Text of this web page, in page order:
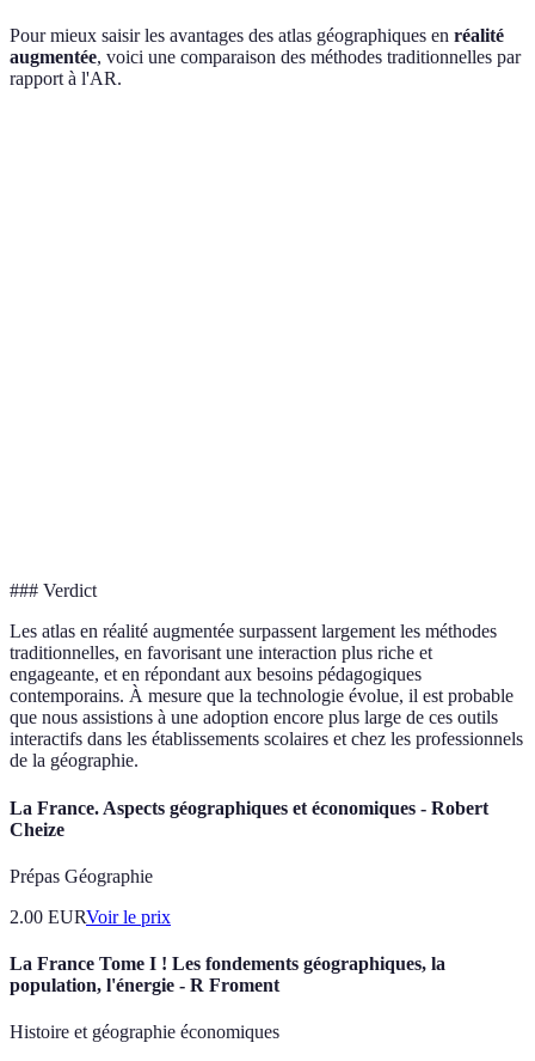
Pour mieux saisir les avantages des atlas géographiques en réalité
augmentée, voici une comparaison des méthodes traditionnelles par
rapport à l'AR.
### Verdict
Les atlas en réalité augmentée surpassent largement les méthodes
traditionnelles, en favorisant une interaction plus riche et
engageante, et en répondant aux besoins pédagogiques
contemporains. À mesure que la technologie évolue, il est probable
que nous assistions à une adoption encore plus large de ces outils
interactifs dans les établissements scolaires et chez les professionnels
de la géographie.
La France. Aspects géographiques et économiques - Robert
Cheize
Prépas Géographie
2.00 EURVoir le prix
La France Tome I ! Les fondements géographiques, la
population, l'énergie - R Froment
Histoire et géographie économiques